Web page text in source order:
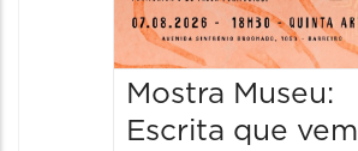
Mostra Museu:
Escrita que vem